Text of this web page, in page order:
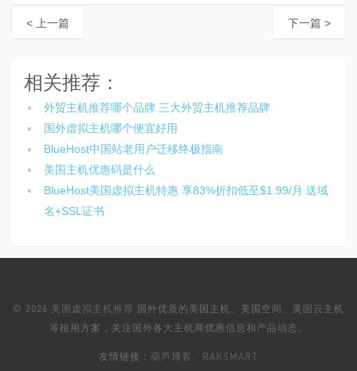
< 上一篇 下一篇 >
相关推荐：
外贸主机推荐哪个品牌 三大外贸主机推荐品牌
国外虚拟主机哪个便宜好用
BlueHost中国站老用户迁移终极指南
美国主机优惠码是什么
BlueHost美国虚拟主机特惠 享83%折扣低至$1.99/月 送域
名+SSL证书
© 2026 美国虚拟主机推荐 国外优质的美国主机、美国空间、美国云主机
等租用方案，关注国外各大主机商优惠信息和产品动态。
友情链接： 葫芦博客 RAKSMART